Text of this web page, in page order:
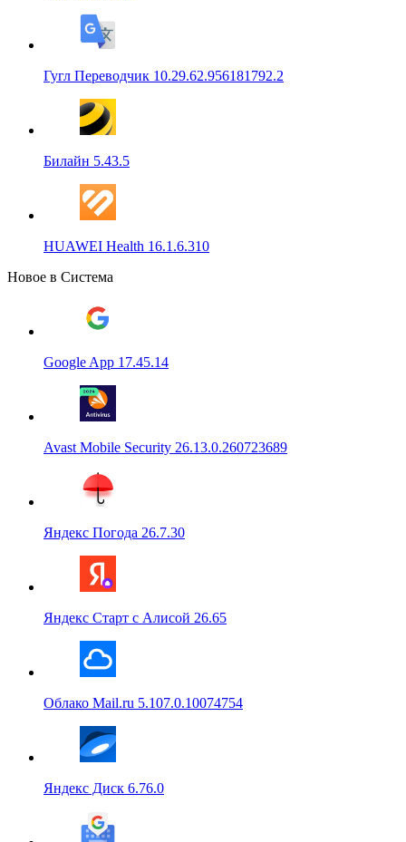
Гугл Переводчик 10.29.62.956181792.2
Билайн 5.43.5
HUAWEI Health 16.1.6.310
Новое в Система
Google App 17.45.14
Avast Mobile Security 26.13.0.260723689
Яндекс Погода 26.7.30
Яндекс Старт с Алисой 26.65
Облако Mail.ru 5.107.0.10074754
Яндекс Диск 6.76.0